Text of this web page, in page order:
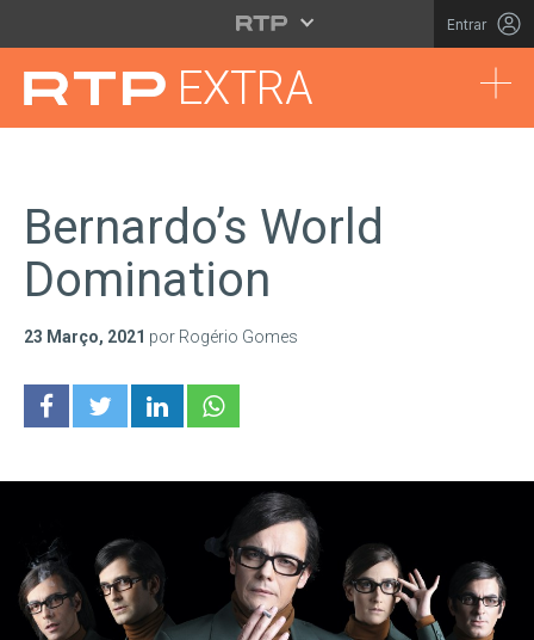
Saltar para o conteúdo principal
Entrar
EXTRA
Bernardo’s World
Domination
23 Março, 2021 por Rogério Gomes